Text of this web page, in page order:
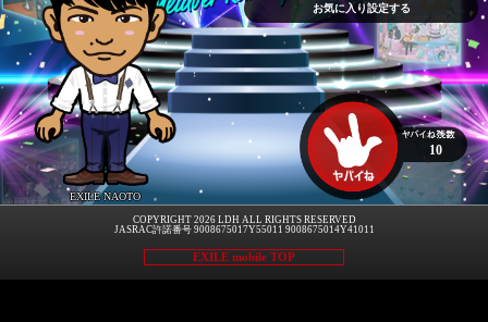
EXILE NAOTO
お気に入り設定する
10
COPYRIGHT 2026 LDH ALL RIGHTS RESERVED
JASRAC許諾番号 9008675017Y55011 9008675014Y41011
EXILE mobile TOP